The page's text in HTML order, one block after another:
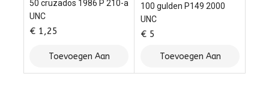
50 cruzados 1986 P 210-a
UNC
€ 1,25
Toevoegen Aan
Winkelwagen
100 gulden P149 2000
UNC
€ 5
Toevoegen Aan
Winkelwagen